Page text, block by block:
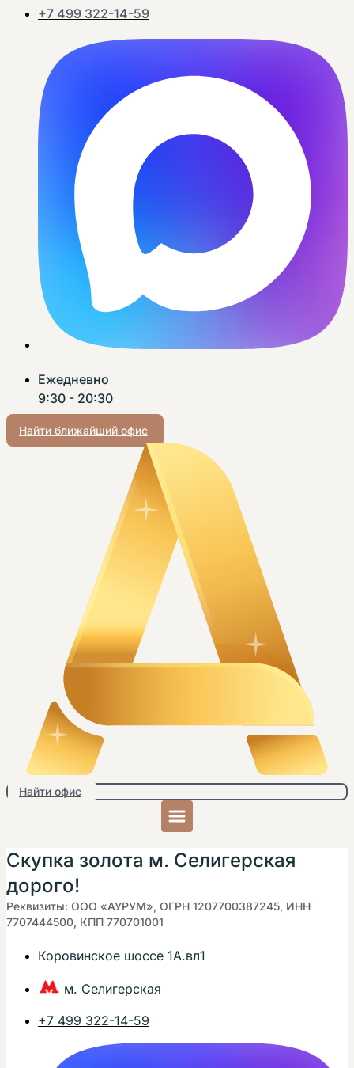
+7 499 322-14-59
Ежедневно
9:30 - 20:30
Найти ближайший офис
Найти офис
Скупка золота м. Селигерская
дорого!
Реквизиты: ООО «АУРУМ», ОГРН 1207700387245, ИНН
7707444500, КПП 770701001
Коровинское шоссе 1А.вл1
м. Селигерская
+7 499 322-14-59